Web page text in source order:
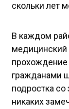
скольки лет
В каждом
медицинский
гражданами
подростка
никаких